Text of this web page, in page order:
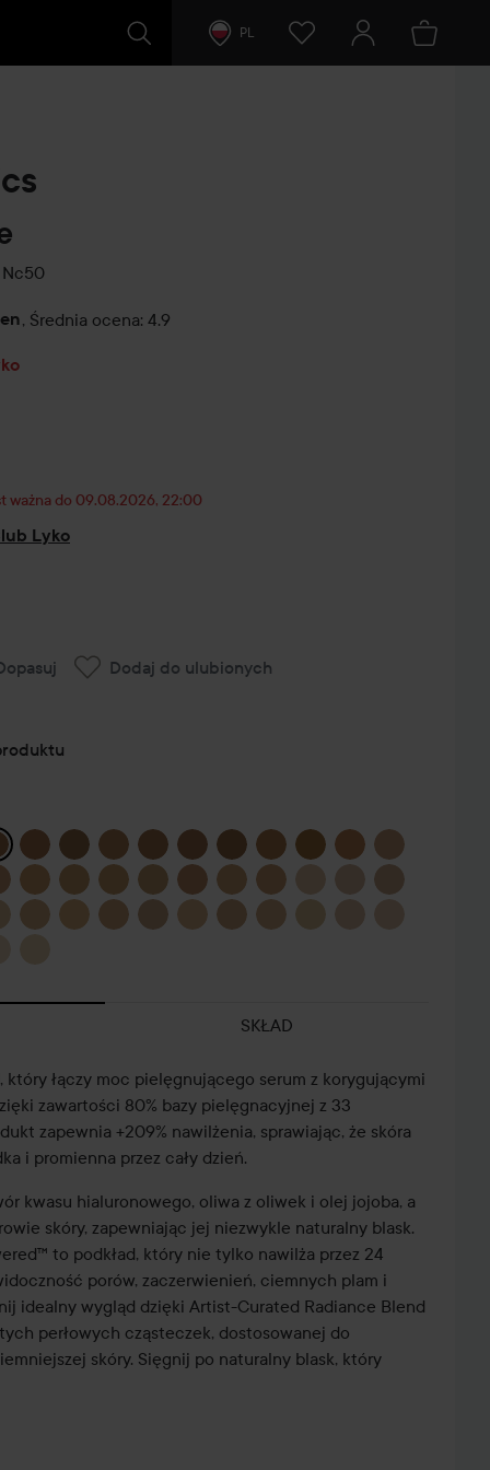
PL
Nc50
, Średnia ocena: 4.9
ważna do 09.08.2026, 22:00
Lyko
Dodaj do ulubionych
SKŁAD
który łączy moc pielęgnującego serum z korygującymi
zawartości 80% bazy pielęgnacyjnej z 33
zapewnia +209% nawilżenia, sprawiając, że skóra
i promienna przez cały dzień.
kwasu hialuronowego, oliwa z oliwek i olej jojoba, a
skóry, zapewniając jej niezwykle naturalny blask.
to podkład, który nie tylko nawilża przez 24
porów, zaczerwienień, ciemnych plam i
idealny wygląd dzięki Artist-Curated Radiance Blend
perłowych cząsteczek, dostosowanej do
skóry. Sięgnij po naturalny blask, który